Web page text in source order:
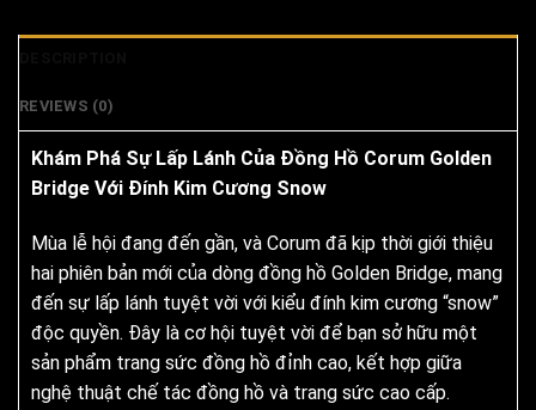
REVIEWS (0)
Khám Phá Sự Lấp Lánh Của Đồng Hồ Corum Golden
Bridge Với Đính Kim Cương Snow
Mùa lễ hội đang đến gần, và Corum đã kịp thời giới thiệu
hai phiên bản mới của dòng đồng hồ Golden Bridge, mang
đến sự lấp lánh tuyệt vời với kiểu đính kim cương “snow”
độc quyền. Đây là cơ hội tuyệt vời để bạn sở hữu một
sản phẩm trang sức đồng hồ đỉnh cao, kết hợp giữa
nghệ thuật chế tác đồng hồ và trang sức cao cấp.